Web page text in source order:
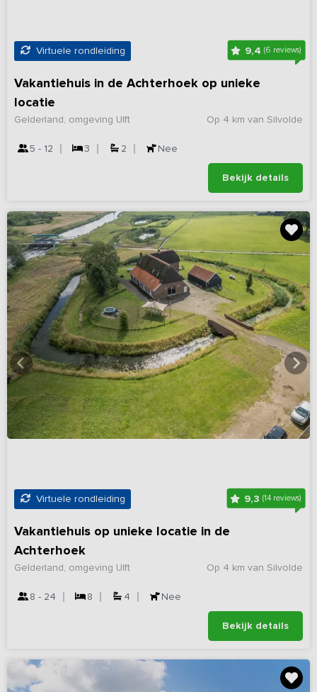
Virtuele rondleiding 9,4(6 reviews)
Vakantiehuis in de Achterhoek op unieke
locatie
Op 4 km van Silvolde
Gelderland, omgeving Ulft
5 - 12 3 2 Nee
Bekijk details
Virtuele rondleiding 9,3(14 reviews)
Vakantiehuis op unieke locatie in de
Achterhoek
Op 4 km van Silvolde
Gelderland, omgeving Ulft
8 - 24 8 4 Nee
Bekijk details